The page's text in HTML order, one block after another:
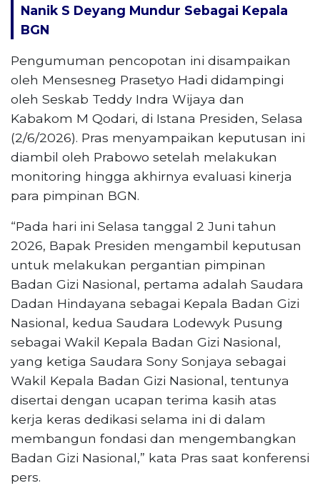
Nanik S Deyang Mundur Sebagai Kepala
BGN
Pengumuman pencopotan ini disampaikan
oleh Mensesneg Prasetyo Hadi didampingi
oleh Seskab Teddy Indra Wijaya dan
Kabakom M Qodari, di Istana Presiden, Selasa
(2/6/2026). Pras menyampaikan keputusan ini
diambil oleh Prabowo setelah melakukan
monitoring hingga akhirnya evaluasi kinerja
para pimpinan BGN.
“Pada hari ini Selasa tanggal 2 Juni tahun
2026, Bapak Presiden mengambil keputusan
untuk melakukan pergantian pimpinan
Badan Gizi Nasional, pertama adalah Saudara
Dadan Hindayana sebagai Kepala Badan Gizi
Nasional, kedua Saudara Lodewyk Pusung
sebagai Wakil Kepala Badan Gizi Nasional,
yang ketiga Saudara Sony Sonjaya sebagai
Wakil Kepala Badan Gizi Nasional, tentunya
disertai dengan ucapan terima kasih atas
kerja keras dedikasi selama ini di dalam
membangun fondasi dan mengembangkan
Badan Gizi Nasional,” kata Pras saat konferensi
pers.